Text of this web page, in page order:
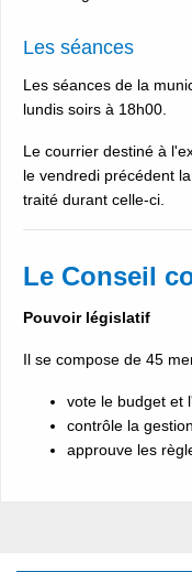
Les séances
Les séances de la
lundis soirs à 18h00.
Le courrier destiné à
le vendredi précédent
traité durant celle-ci.
Le Conseil
Pouvoir législatif
Il se compose de 45
vote le budget et
contrôle la
approuve les